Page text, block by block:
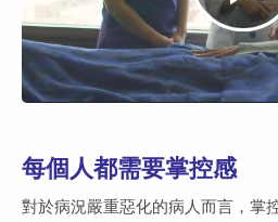
每個人都需要掌控感
對於病況嚴重惡化的病人而言，掌